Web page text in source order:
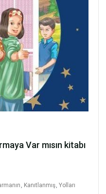
Var mısın kitabı
, Kanıtlanmış, Yolları